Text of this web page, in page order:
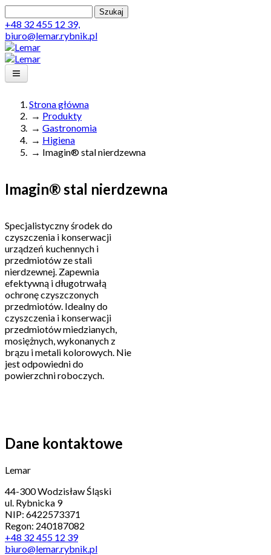
Formularz wyszukiwania
+48 32 455 12 39,
biuro@lemar.rybnik.pl
Lemar
Projekt
Produkty
Obsługa
Kontakt
Menu
Jesteś tutaj
Strona główna
→ Produkty
→ Gastronomia
→ Higiena
→ Imagin® stal nierdzewna
Imagin® stal nierdzewna
Specjalistyczny środek do
czyszczenia i konserwacji
urządzeń kuchennych i
przedmiotów ze stali
nierdzewnej. Zapewnia
efektywną i długotrwałą
ochronę czyszczonych
przedmiotów. Idealny do
czyszczenia i konserwacji
przedmiotów miedzianych,
mosiężnych, wykonanych z
brązu i metali kolorowych. Nie
jest odpowiedni do
powierzchni roboczych.
Dane kontaktowe
Lemar
44-300 Wodzisław Śląski
ul. Rybnicka 9
NIP: 6422573371
Regon: 240187082
+48 32 455 12 39
biuro@lemar.rybnik.pl